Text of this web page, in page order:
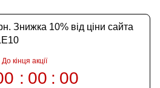
Знижка 10% від ціни сайта
До кінця акції
00 00